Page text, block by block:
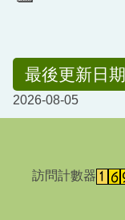
最後更新日期
2026-08-05
訪問計數器